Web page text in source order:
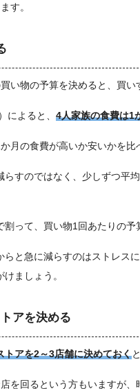
す。
い物の予算を決めると、買い
によると、 4人家族の食費は1
月の食費が高いか安いかを比
らすのではなく、少しずつ平
って、買い物1回あたりの予
と急に減らすのはストレス
ましょう。
アを決める
トアを2～3店舗に決めておく
を回るという方もいますが